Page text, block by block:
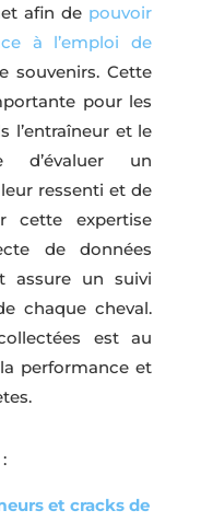
afin de pouvoir
à l’emploi de
souvenirs. Cette
pour les
l’entraîneur et le
un
ressenti et de
cette expertise
de données
assure un suivi
chaque cheval.
est au
performance et
et cracks de